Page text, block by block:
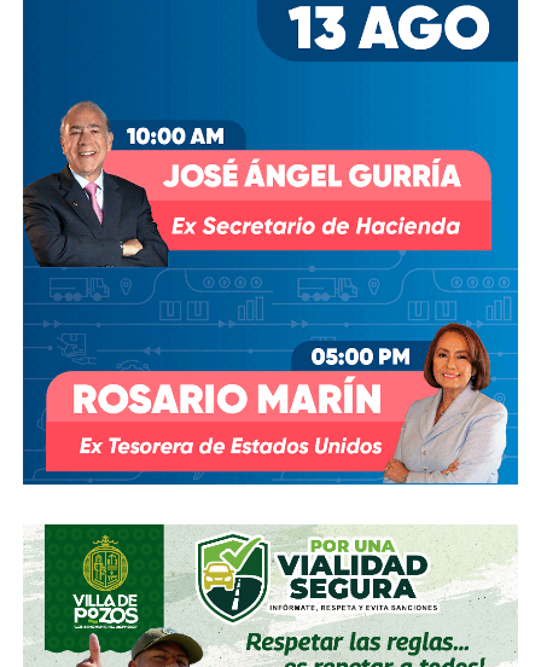
al menos tres intentos de rescindir o
modificar el contrato se han hecho sin haber
Agua abrió un expediente que no avanzó pese a 350 mil
afectados y una queja de oficio de la Comisión Estatal de
Derechos Humanos; en abril de 2023, el entonces
presidenteAndrés Manuel López Obradorrespondió a
una petición del gobernador Ricardo Gallardo Cardona con
un “a lo mejor se lo cambiamos” que no derivó en ningún
trámite documentado; y desde 2025, la Comisión Nacional
del Agua asegura estar “evaluando” el retiro de la
concesión, hasta el momento, sin resolución.
También lee:Diputada pide poner un alto a la empresa de
El Realito